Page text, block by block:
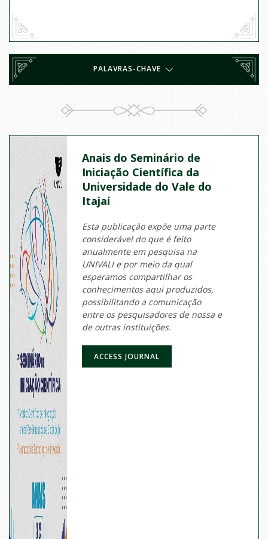
PALAVRAS-CHAVE
Anais do Seminário de
Iniciação Científica da
Universidade do Vale do
Itajaí
Esta publicação expõe uma parte
considerável do que é feito
anualmente em pesquisa na
UNIVALI e por meio da qual
esperamos compartilhar os
conhecimentos aqui produzidos,
possibilitando a comunicação
entre os pesquisadores de nossa e
de outras instituições.
ACCESS JOURNAL